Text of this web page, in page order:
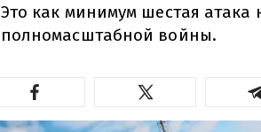
Это как минимум шестая атака
полномасштабной войны.